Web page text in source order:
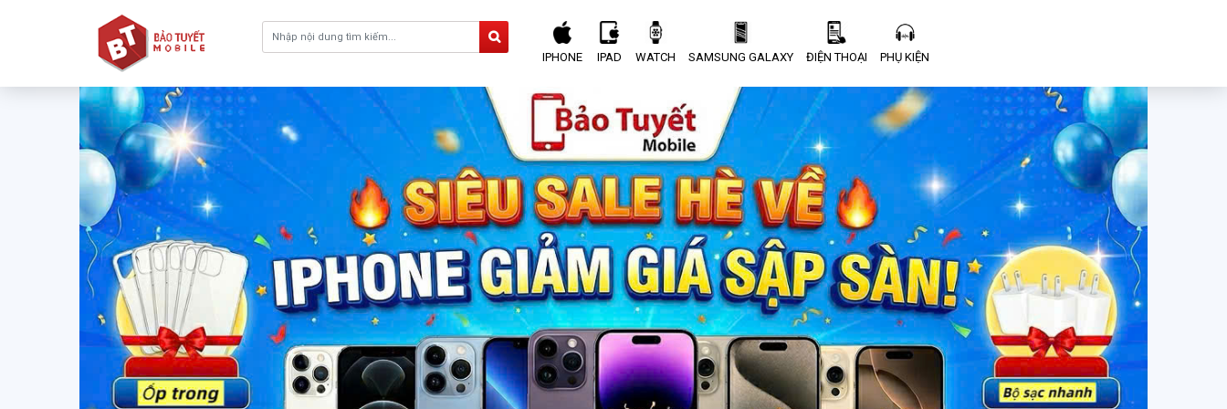
IPHONE IPAD WATCH SAMSUNG GALAXY ĐIỆN THOẠI PHỤ KIỆN